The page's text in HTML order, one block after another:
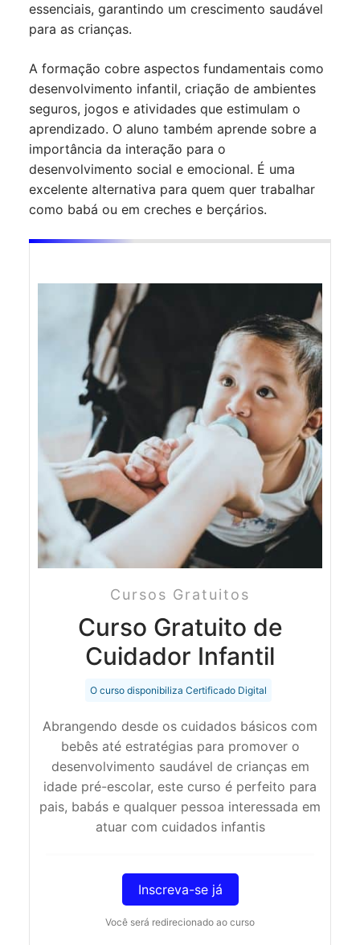
essenciais, garantindo um crescimento saudável
para as crianças.
A formação cobre aspectos fundamentais como
desenvolvimento infantil, criação de ambientes
seguros, jogos e atividades que estimulam o
aprendizado. O aluno também aprende sobre a
importância da interação para o
desenvolvimento social e emocional. É uma
excelente alternativa para quem quer trabalhar
como babá ou em creches e berçários.
Cursos Gratuitos
Curso Gratuito de
Cuidador Infantil
O curso disponibiliza Certificado Digital
Abrangendo desde os cuidados básicos com
bebês até estratégias para promover o
desenvolvimento saudável de crianças em
idade pré-escolar, este curso é perfeito para
pais, babás e qualquer pessoa interessada em
atuar com cuidados infantis
Inscreva-se já
Você será redirecionado ao curso